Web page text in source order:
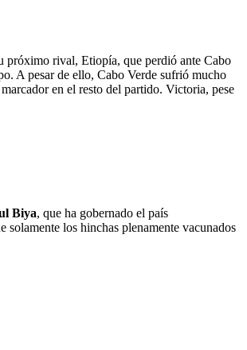
próximo rival, Etiopía, que perdió ante Cabo
A pesar de ello, Cabo Verde sufrió mucho
en el resto del partido. Victoria, pese
Biya, que ha gobernado el país
los hinchas plenamente vacunados